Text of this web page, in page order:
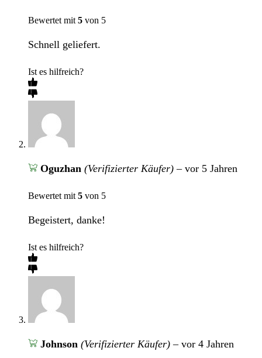
Bewertet mit 5 von 5
Schnell geliefert.
Ist es hilfreich?
Oguzhan (Verifizierter Käufer) – vor 5 Jahren
Bewertet mit 5 von 5
Begeistert, danke!
Ist es hilfreich?
Johnson (Verifizierter Käufer) – vor 4 Jahren